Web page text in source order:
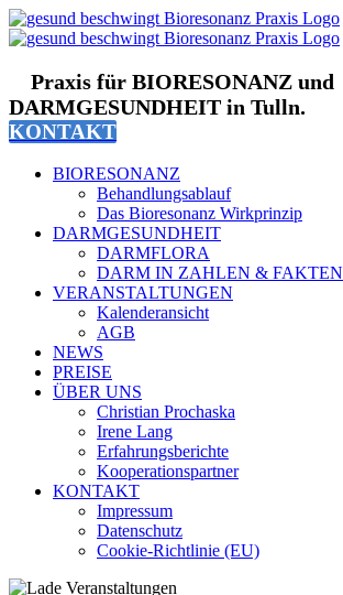
Zum
Inhalt
Praxis für BIORESONANZ und
DARMGESUNDHEIT in Tulln.
KONTAKT
BIORESONANZ
Behandlungsablauf
Das Bioresonanz Wirkprinzip
DARMGESUNDHEIT
DARMFLORA
DARM IN ZAHLEN & FAKTEN
VERANSTALTUNGEN
Kalenderansicht
AGB
NEWS
PREISE
ÜBER UNS
Christian Prochaska
Irene Lang
Erfahrungsberichte
Kooperationspartner
KONTAKT
Impressum
Datenschutz
Cookie-Richtlinie (EU)